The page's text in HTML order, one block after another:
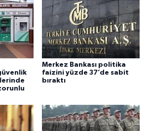
Merkez Bankası politika
faizini yüzde 37’de sabit
bıraktı